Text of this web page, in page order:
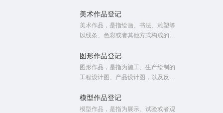
美术作品登记
美术作品，是指绘画、书法、雕塑等
以线条、色彩或者其他方式构成的有
作品；
图形作品登记
图形作品，是指为施工、生产绘制的
工程设计图、产品设计图，以及反映
地图、示意图等作品；
模型作品登记
模型作品，是指为展示、试验或者观